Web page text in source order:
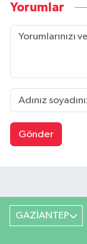
Yorumlar
Gönder
GAZİANTEP